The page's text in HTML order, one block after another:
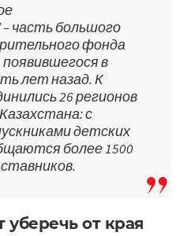
часть большого
фонда
в
лет назад. К
26 регионов
с
детских
более 1500
от края